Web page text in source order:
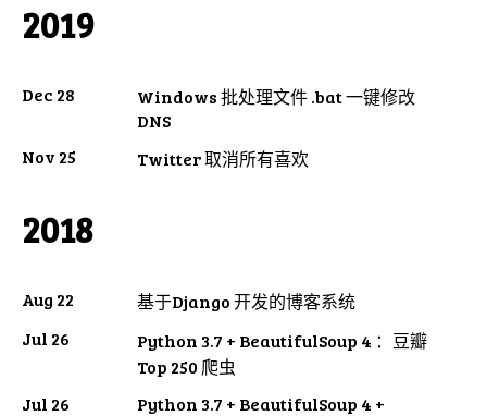
2019
Dec 28
Windows 批处理文件 .bat 一键修改
DNS
Nov 25
Twitter 取消所有喜欢
2018
Aug 22
基于Django 开发的博客系统
Jul 26
Python 3.7 + BeautifulSoup 4 ：豆瓣
Top 250 爬虫
Jul 26
Python 3.7 + BeautifulSoup 4 +